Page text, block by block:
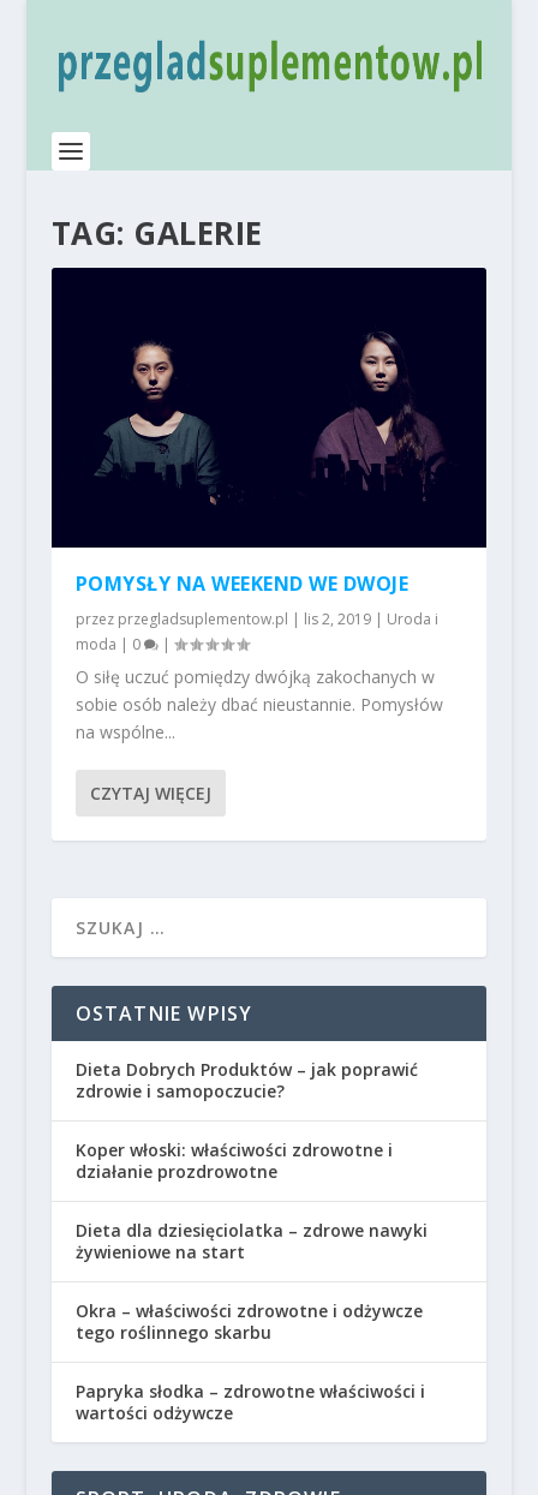
TAG: GALERIE
POMYSŁY NA WEEKEND WE DWOJE
przez przegladsuplementow.pl | lis 2, 2019| Uroda i
moda | 0 |
O siłę uczuć pomiędzy dwójką zakochanych w
sobie osób należy dbać nieustannie. Pomysłów
na wspólne...
CZYTAJ WIĘCEJ
OSTATNIE WPISY
Dieta Dobrych Produktów – jak poprawić
zdrowie i samopoczucie?
Koper włoski: właściwości zdrowotne i
działanie prozdrowotne
Dieta dla dziesięciolatka – zdrowe nawyki
żywieniowe na start
Okra – właściwości zdrowotne i odżywcze
tego roślinnego skarbu
Papryka słodka – zdrowotne właściwości i
wartości odżywcze